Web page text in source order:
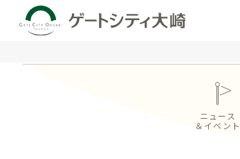
ニュース
＆イベント